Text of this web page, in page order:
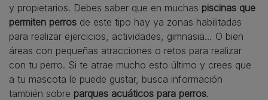
y propietarios. Debes saber que en muchas piscinas que
permiten perros de este tipo hay ya zonas habilitadas
para realizar ejercicios, actividades, gimnasia… O bien
áreas con pequeñas atracciones o retos para realizar
con tu perro. Si te atrae mucho esto último y crees que
a tu mascota le puede gustar, busca información
también sobre parques acuáticos para perros.